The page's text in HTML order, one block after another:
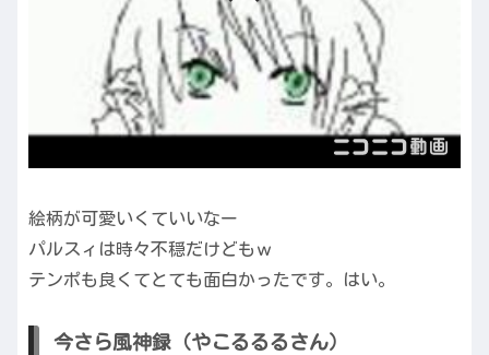
絵柄が可愛いくていいなー
パルスィは時々不穏だけどもｗ
テンポも良くてとても面白かったです。はい。
今さら風神録（やこるるるさん）